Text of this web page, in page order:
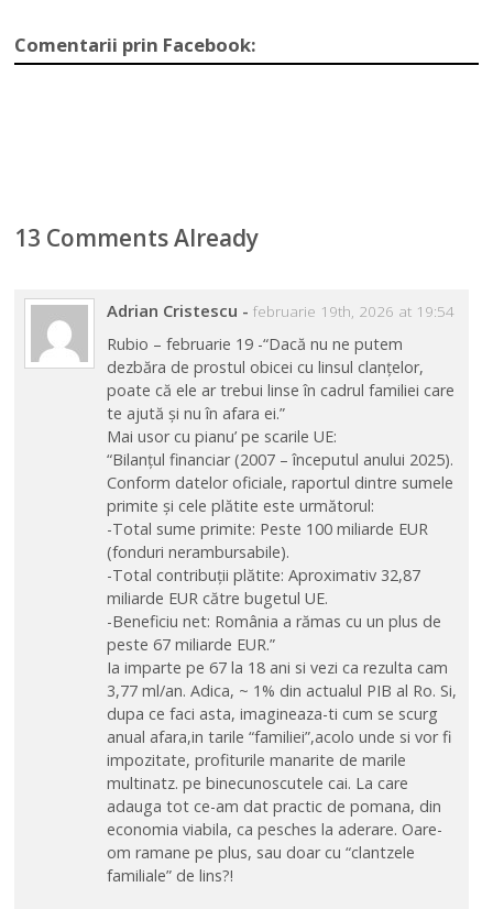
Comentarii prin Facebook:
13 Comments Already
Adrian Cristescu - februarie 19th, 2026 at 19:54
Rubio – februarie 19 -“Dacă nu ne putem
dezbăra de prostul obicei cu linsul clanțelor,
poate că ele ar trebui linse în cadrul familiei care
te ajută și nu în afara ei.”
Mai usor cu pianu’ pe scarile UE:
“Bilanțul financiar (2007 – începutul anului 2025).
Conform datelor oficiale, raportul dintre sumele
primite și cele plătite este următorul:
-Total sume primite: Peste 100 miliarde EUR
(fonduri nerambursabile).
-Total contribuții plătite: Aproximativ 32,87
miliarde EUR către bugetul UE.
-Beneficiu net: România a rămas cu un plus de
peste 67 miliarde EUR.”
Ia imparte pe 67 la 18 ani si vezi ca rezulta cam
3,77 ml/an. Adica, ~ 1% din actualul PIB al Ro. Si,
dupa ce faci asta, imagineaza-ti cum se scurg
anual afara,in tarile “familiei”,acolo unde si vor fi
impozitate, profiturile manarite de marile
multinatz. pe binecunoscutele cai. La care
adauga tot ce-am dat practic de pomana, din
economia viabila, ca pesches la aderare. Oare-
om ramane pe plus, sau doar cu “clantzele
familiale” de lins?!